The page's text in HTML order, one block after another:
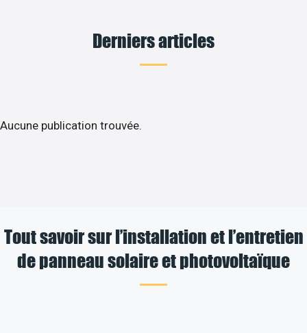
Derniers articles
Aucune publication trouvée.
Tout savoir sur l’installation et l’entretien
de panneau solaire et photovoltaïque